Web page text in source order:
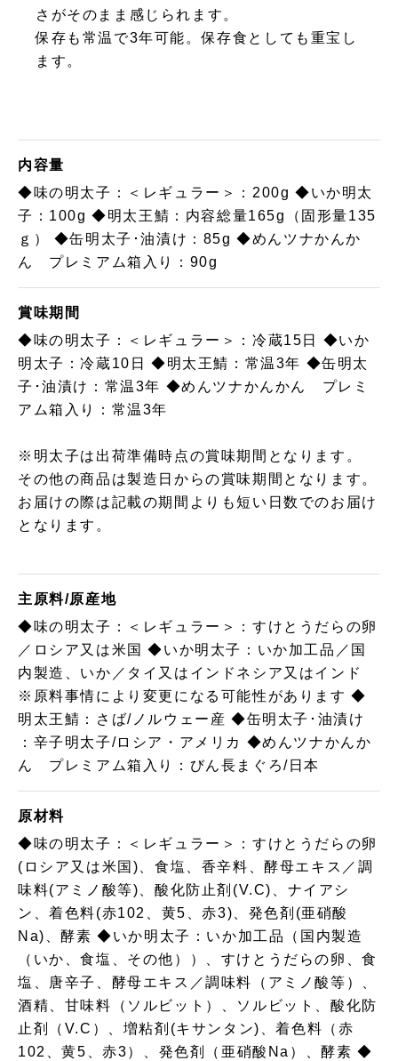
さがそのまま感じられます。
保存も常温で3年可能。保存食としても重宝し
ます。
内容量
◆味の明太子：＜レギュラー＞：200g ◆いか明太
子：100g ◆明太王鯖：内容総量165g（固形量135
ｇ） ◆缶明太子･油漬け：85g ◆めんツナかんか
ん プレミアム箱入り：90g
賞味期間
◆味の明太子：＜レギュラー＞：冷蔵15日 ◆いか
明太子：冷蔵10日 ◆明太王鯖：常温3年 ◆缶明太
子･油漬け：常温3年 ◆めんツナかんかん プレミ
アム箱入り：常温3年
※明太子は出荷準備時点の賞味期間となります。
その他の商品は製造日からの賞味期間となります。
お届けの際は記載の期間よりも短い日数でのお届け
となります。
主原料/原産地
◆味の明太子：＜レギュラー＞：すけとうだらの卵
／ロシア又は米国 ◆いか明太子：いか加工品／国
内製造、いか／タイ又はインドネシア又はインド
※原料事情により変更になる可能性があります ◆
明太王鯖：さば/ノルウェー産 ◆缶明太子･油漬け
：辛子明太子/ロシア・アメリカ ◆めんツナかんか
ん プレミアム箱入り：びん長まぐろ/日本
原材料
◆味の明太子：＜レギュラー＞：すけとうだらの卵
(ロシア又は米国)、食塩、香辛料、酵母エキス／調
味料(アミノ酸等)、酸化防止剤(V.C)、ナイアシ
ン、着色料(赤102、黄5、赤3)、発色剤(亜硝酸
Na)、酵素 ◆いか明太子：いか加工品（国内製造
（いか、食塩、その他））、すけとうだらの卵、食
塩、唐辛子、酵母エキス／調味料（アミノ酸等）、
酒精、甘味料（ソルビット）、ソルビット、酸化防
止剤（V.C）、増粘剤(キサンタン)、着色料（赤
102、黄5、赤3）、発色剤（亜硝酸Na）、酵素 ◆